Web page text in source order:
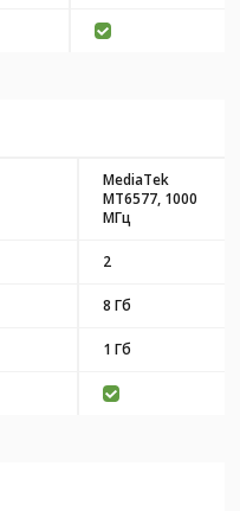
MediaTek
MT6577, 1000
МГц
2
8 Гб
1 Гб